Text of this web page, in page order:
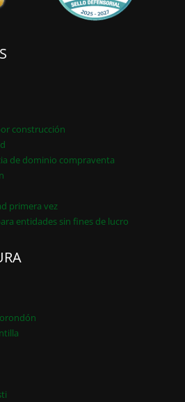
construcción
de dominio compraventa
primera vez
entidades sin fines de lucro